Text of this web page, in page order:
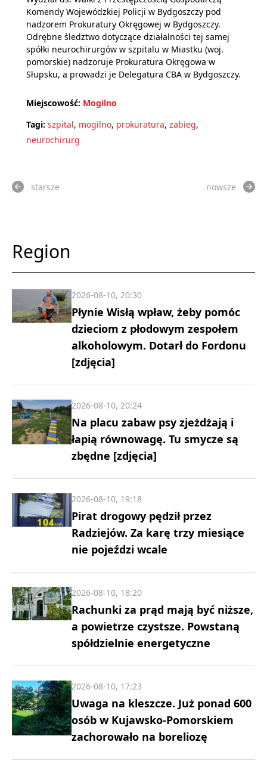
Komendy Wojewódzkiej Policji w Bydgoszczy pod
nadzorem Prokuratury Okręgowej w Bydgoszczy.
Odrębne śledztwo dotyczące działalności tej samej
spółki neurochirurgów w szpitalu w Miastku (woj.
pomorskie) nadzoruje Prokuratura Okręgowa w
Słupsku, a prowadzi je Delegatura CBA w Bydgoszczy.
Miejscowość: Mogilno
Tagi: szpital, mogilno, prokuratura, zabieg,
neurochirurg
starsze nowsze
Region
Płynie Wisłą wpław, żeby pomóc
dzieciom z płodowym zespołem
alkoholowym. Dotarł do Fordonu
[zdjęcia]
2026-08-10, 20:30
Na placu zabaw psy zjeżdżają i
łapią równowagę. Tu smycze są
zbędne [zdjęcia]
2026-08-10, 20:24
Pirat drogowy pędził przez
Radziejów. Za karę trzy miesiące
nie pojeździ wcale
2026-08-10, 19:18
Rachunki za prąd mają być niższe,
a powietrze czystsze. Powstaną
spółdzielnie energetyczne
2026-08-10, 18:20
Uwaga na kleszcze. Już ponad 600
osób w Kujawsko-Pomorskiem
zachorowało na boreliozę
2026-08-10, 17:23